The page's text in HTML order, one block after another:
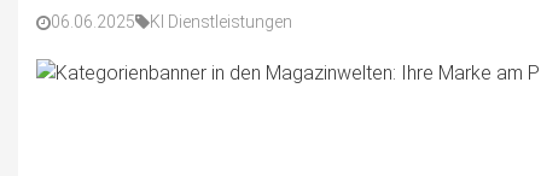
06.06.2025 KI Dienstleistungen